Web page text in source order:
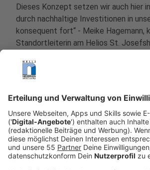
Dieses Konzept setzen wir auch hier
durch nachhaltige Investitionen in
konsequent fort“ - Meike Hagemann,
Standortleiterin am Helios St.
Anzeige
Mehr Kapazitäten in der
Uerdingen
Anzeige